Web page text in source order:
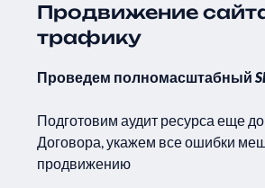
Продвижение
трафику
Проведем полномасштабный
Подготовим аудит ресурса еще
Договора, укажем все ошибки
продвижению